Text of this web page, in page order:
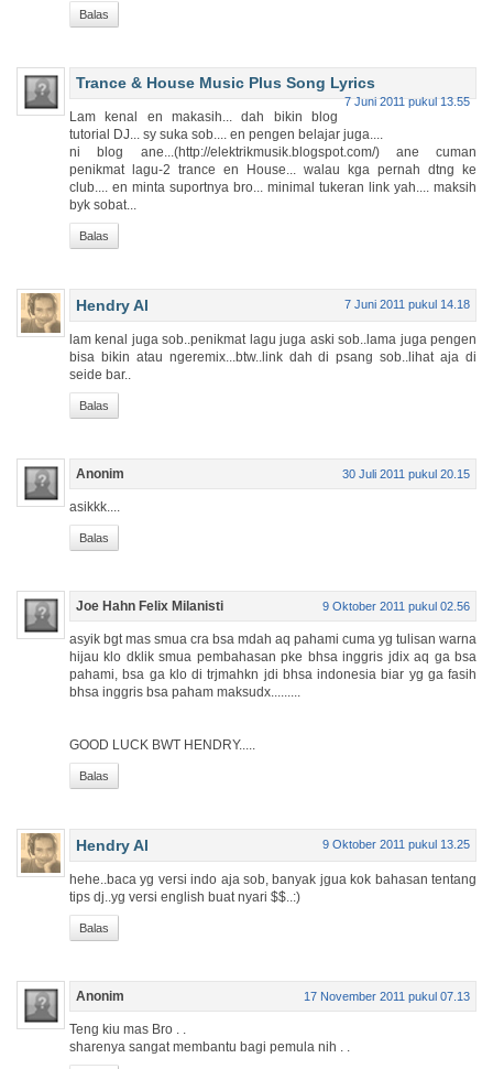
Balas
Trance & House Music Plus Song Lyrics
7 Juni 2011 pukul 13.55
Lam kenal en makasih... dah bikin blog
tutorial DJ... sy suka sob.... en pengen belajar juga....
ni blog ane...(http://elektrikmusik.blogspot.com/) ane cuman
penikmat lagu-2 trance en House... walau kga pernah dtng ke
club.... en minta suportnya bro... minimal tukeran link yah.... maksih
byk sobat...
Balas
Hendry Al 7 Juni 2011 pukul 14.18
lam kenal juga sob..penikmat lagu juga aski sob..lama juga pengen
bisa bikin atau ngeremix...btw..link dah di psang sob..lihat aja di
seide bar..
Balas
Anonim 30 Juli 2011 pukul 20.15
asikkk....
Balas
Joe Hahn Felix Milanisti 9 Oktober 2011 pukul 02.56
asyik bgt mas smua cra bsa mdah aq pahami cuma yg tulisan warna
hijau klo dklik smua pembahasan pke bhsa inggris jdix aq ga bsa
pahami, bsa ga klo di trjmahkn jdi bhsa indonesia biar yg ga fasih
bhsa inggris bsa paham maksudx.........
GOOD LUCK BWT HENDRY.....
Balas
Hendry Al 9 Oktober 2011 pukul 13.25
hehe..baca yg versi indo aja sob, banyak jgua kok bahasan tentang
tips dj..yg versi english buat nyari $$..:)
Balas
Anonim 17 November 2011 pukul 07.13
Teng kiu mas Bro . .
sharenya sangat membantu bagi pemula nih . .